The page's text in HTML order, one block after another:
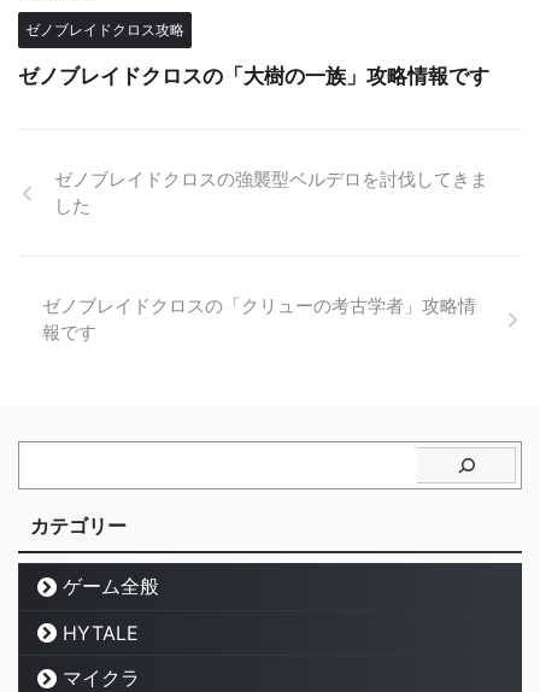
ゼノブレイドクロス攻略
ゼノブレイドクロスの「大樹の一族」攻略情報です
ゼノブレイドクロスの強襲型ベルデロを討伐してきま
した
ゼノブレイドクロスの「クリューの考古学者」攻略情
報です
カテゴリー
ゲーム全般
HYTALE
マイクラ